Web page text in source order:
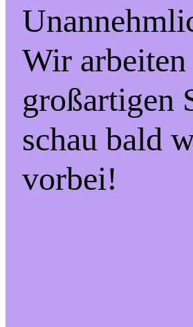
Wir arbeiten
großartigen
schau bald
vorbei!